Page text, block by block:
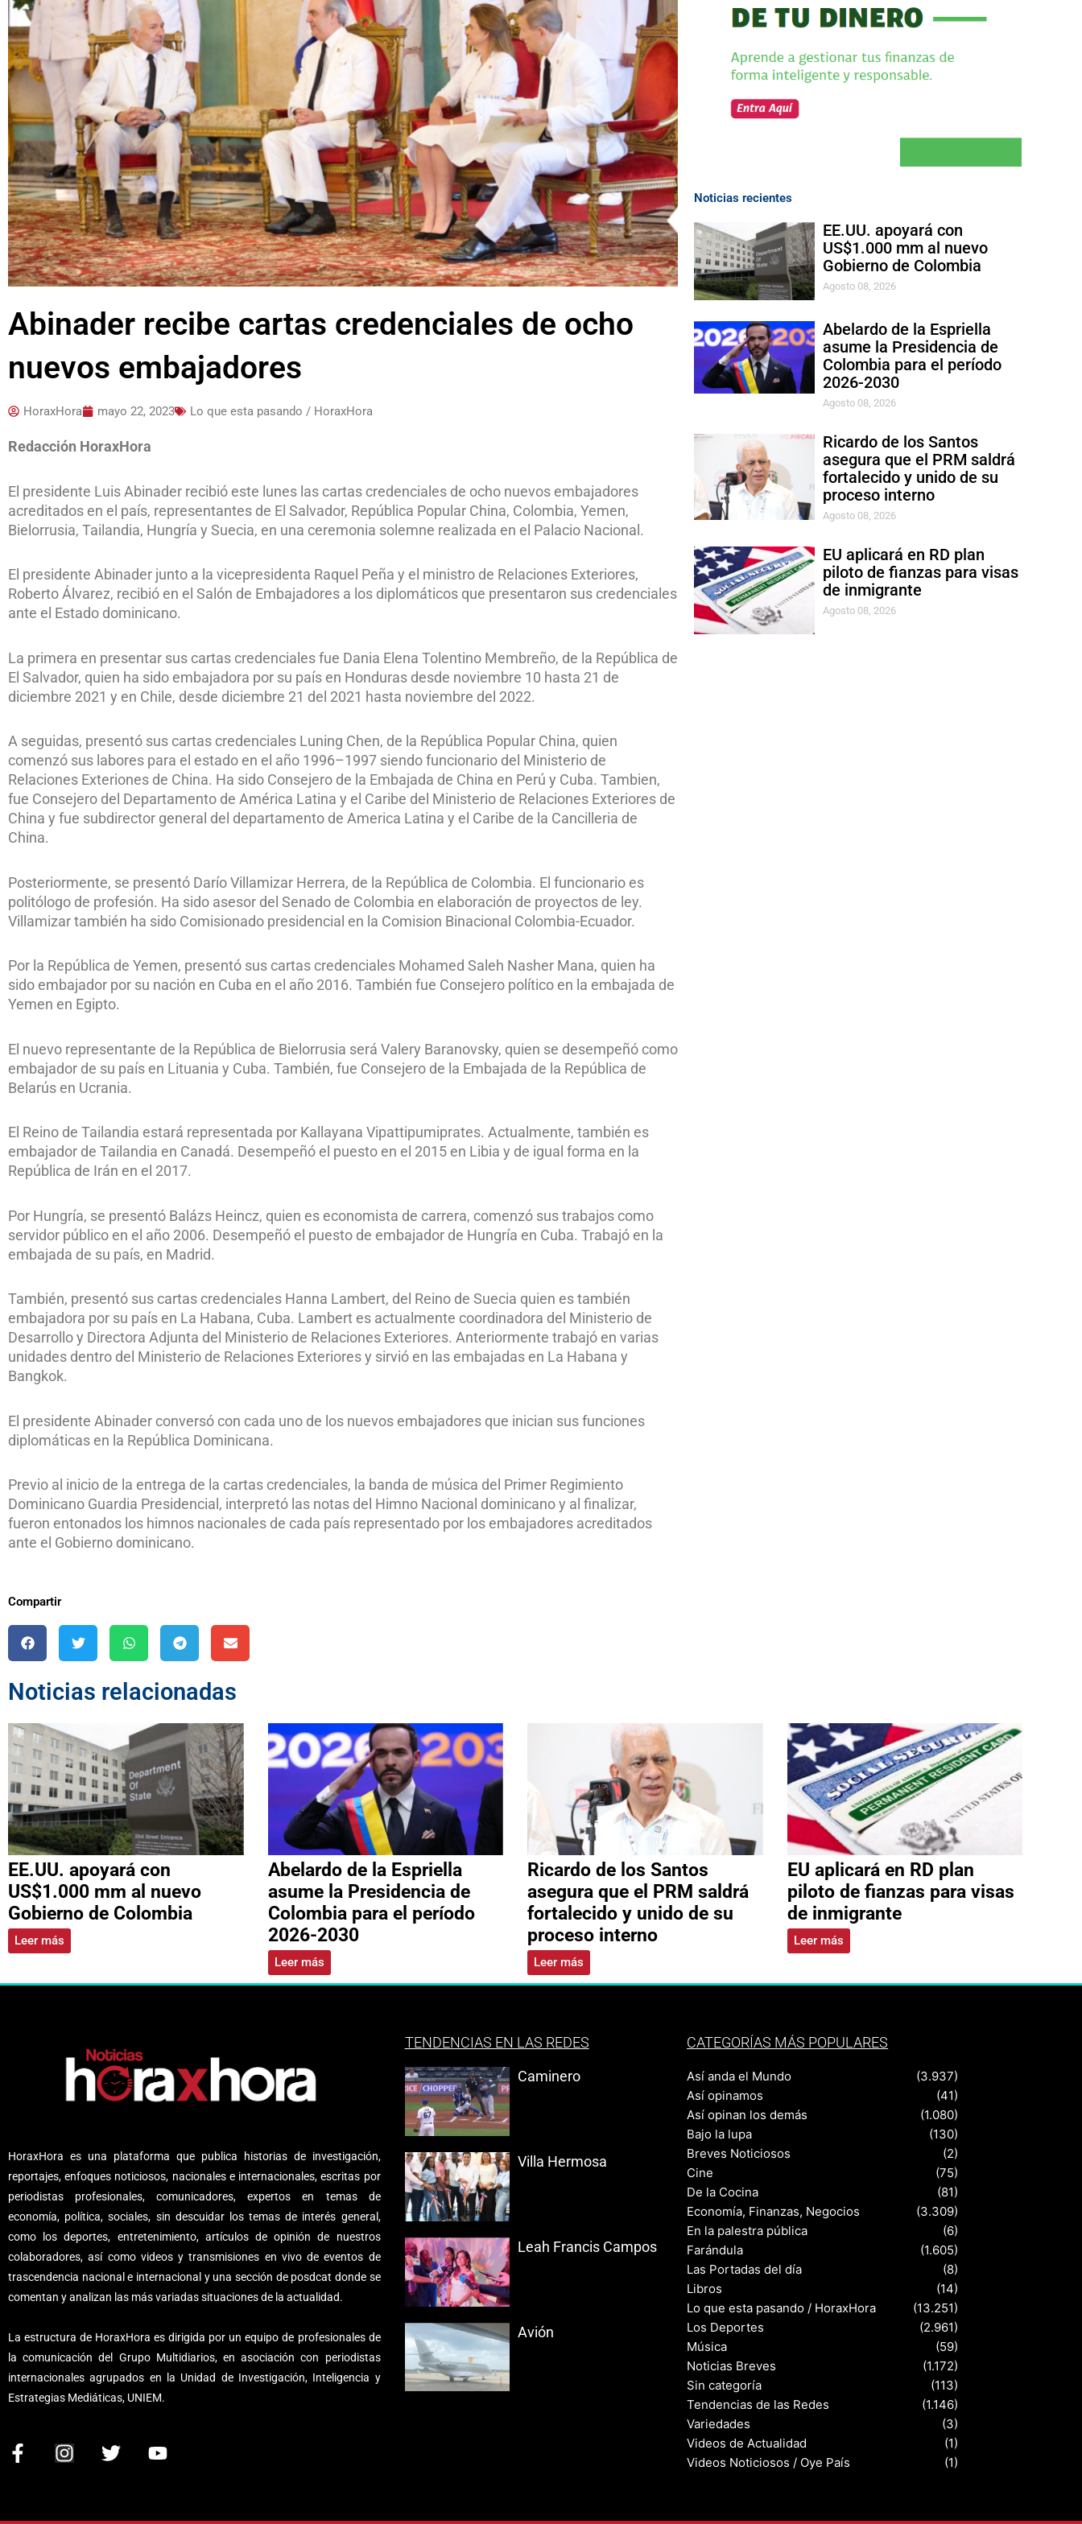
Abinader recibe cartas credenciales de ocho
nuevos embajadores
HoraxHora mayo 22, 2023 Lo que esta pasando / HoraxHora
Redacción HoraxHora
El presidente Luis Abinader recibió este lunes las cartas credenciales de ocho nuevos embajadores
acreditados en el país, representantes de El Salvador, República Popular China, Colombia, Yemen,
Bielorrusia, Tailandia, Hungría y Suecia, en una ceremonia solemne realizada en el Palacio Nacional.
El presidente Abinader junto a la vicepresidenta Raquel Peña y el ministro de Relaciones Exteriores,
Roberto Álvarez, recibió en el Salón de Embajadores a los diplomáticos que presentaron sus credenciales
ante el Estado dominicano.
La primera en presentar sus cartas credenciales fue Dania Elena Tolentino Membreño, de la República de
El Salvador, quien ha sido embajadora por su país en Honduras desde noviembre 10 hasta 21 de
diciembre 2021 y en Chile, desde diciembre 21 del 2021 hasta noviembre del 2022.
A seguidas, presentó sus cartas credenciales Luning Chen, de la República Popular China, quien
comenzó sus labores para el estado en el año 1996–1997 siendo funcionario del Ministerio de
Relaciones Exteriones de China. Ha sido Consejero de la Embajada de China en Perú y Cuba. Tambien,
fue Consejero del Departamento de América Latina y el Caribe del Ministerio de Relaciones Exteriores de
China y fue subdirector general del departamento de America Latina y el Caribe de la Cancilleria de
China.
Posteriormente, se presentó Darío Villamizar Herrera, de la República de Colombia. El funcionario es
politólogo de profesión. Ha sido asesor del Senado de Colombia en elaboración de proyectos de ley.
Villamizar también ha sido Comisionado presidencial en la Comision Binacional Colombia-Ecuador.
Por la República de Yemen, presentó sus cartas credenciales Mohamed Saleh Nasher Mana, quien ha
sido embajador por su nación en Cuba en el año 2016. También fue Consejero político en la embajada de
Yemen en Egipto.
El nuevo representante de la República de Bielorrusia será Valery Baranovsky, quien se desempeñó como
embajador de su país en Lituania y Cuba. También, fue Consejero de la Embajada de la República de
Belarús en Ucrania.
El Reino de Tailandia estará representada por Kallayana Vipattipumiprates. Actualmente, también es
embajador de Tailandia en Canadá. Desempeñó el puesto en el 2015 en Libia y de igual forma en la
República de Irán en el 2017.
Por Hungría, se presentó Balázs Heincz, quien es economista de carrera, comenzó sus trabajos como
servidor público en el año 2006. Desempeñó el puesto de embajador de Hungría en Cuba. Trabajó en la
embajada de su país, en Madrid.
También, presentó sus cartas credenciales Hanna Lambert, del Reino de Suecia quien es también
embajadora por su país en La Habana, Cuba. Lambert es actualmente coordinadora del Ministerio de
Desarrollo y Directora Adjunta del Ministerio de Relaciones Exteriores. Anteriormente trabajó en varias
unidades dentro del Ministerio de Relaciones Exteriores y sirvió en las embajadas en La Habana y
Bangkok.
El presidente Abinader conversó con cada uno de los nuevos embajadores que inician sus funciones
diplomáticas en la República Dominicana.
Previo al inicio de la entrega de la cartas credenciales, la banda de música del Primer Regimiento
Dominicano Guardia Presidencial, interpretó las notas del Himno Nacional dominicano y al finalizar,
fueron entonados los himnos nacionales de cada país representado por los embajadores acreditados
ante el Gobierno dominicano.
Compartir
Noticias recientes
EE.UU. apoyará con
US$1.000 mm al nuevo
Gobierno de Colombia
Agosto 08, 2026
Abelardo de la Espriella
asume la Presidencia de
Colombia para el período
2026-2030
Agosto 08, 2026
Ricardo de los Santos
asegura que el PRM saldrá
fortalecido y unido de su
proceso interno
Agosto 08, 2026
EU aplicará en RD plan
piloto de fianzas para visas
de inmigrante
Agosto 08, 2026
Noticias relacionadas
EE.UU. apoyará con
US$1.000 mm al nuevo
Gobierno de Colombia
Leer más
Abelardo de la Espriella
asume la Presidencia de
Colombia para el período
2026-2030
Leer más
Ricardo de los Santos
asegura que el PRM saldrá
fortalecido y unido de su
proceso interno
Leer más
EU aplicará en RD plan
piloto de fianzas para visas
de inmigrante
Leer más
HoraxHora es una plataforma que publica historias de investigación,
reportajes, enfoques noticiosos, nacionales e internacionales, escritas por
periodistas profesionales, comunicadores, expertos en temas de
economía, política, sociales, sin descuidar los temas de interés general,
como los deportes, entretenimiento, artículos de opinión de nuestros
colaboradores, así como videos y transmisiones en vivo de eventos de
trascendencia nacional e internacional y una sección de posdcat donde se
comentan y analizan las más variadas situaciones de la actualidad.
La estructura de HoraxHora es dirigida por un equipo de profesionales de
la comunicación del Grupo Multidiarios, en asociación con periodistas
internacionales agrupados en la Unidad de Investigación, Inteligencia y
Estrategias Mediáticas, UNIEM.
F
I
T
Y
TENDENCIAS EN LAS REDES
Caminero
Villa Hermosa
Leah Francis Campos
Avión
CATEGORÍAS MÁS POPULARES
Así anda el Mundo
(3.937)
Así opinamos
(41)
Así opinan los demás
(1.080)
Bajo la lupa
(130)
Breves Noticiosos
(2)
Cine
(75)
De la Cocina
(81)
Economía, Finanzas, Negocios
(3.309)
En la palestra pública
(6)
Farándula
(1.605)
Las Portadas del día
(8)
Libros
(14)
Lo que esta pasando / HoraxHora
(13.251)
Los Deportes
(2.961)
Música
(59)
Noticias Breves
(1.172)
Sin categoría
(113)
Tendencias de las Redes
(1.146)
Variedades
(3)
Videos de Actualidad
(1)
Videos Noticiosos / Oye País
(1)